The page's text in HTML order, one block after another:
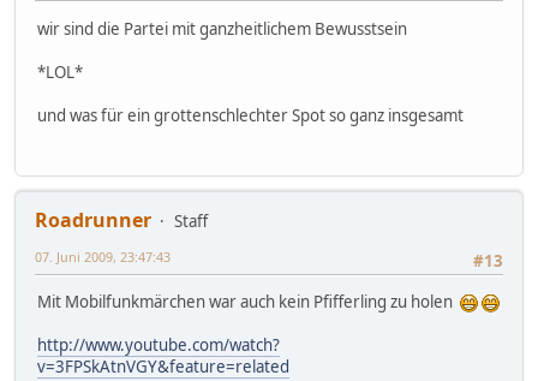
wir sind die Partei mit ganzheitlichem Bewusstsein
*LOL*
und was für ein grottenschlechter Spot so ganz insgesamt
Roadrunner
Staff
#13
07. Juni 2009, 23:47:43
Mit Mobilfunkmärchen war auch kein Pfifferling zu holen
http://www.youtube.com/watch?
v=3FPSkAtnVGY&feature=related